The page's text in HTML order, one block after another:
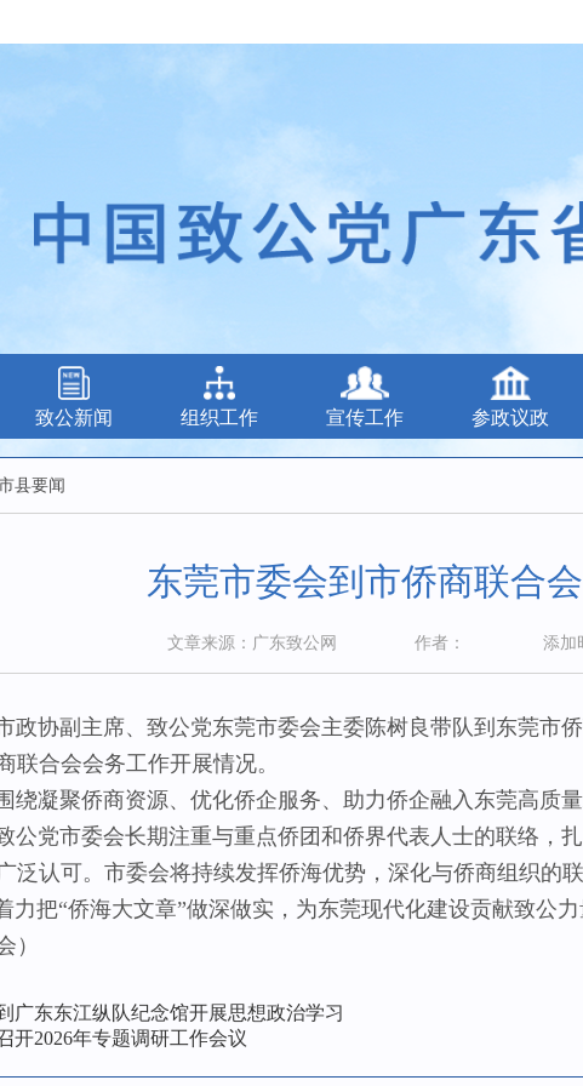
致公新闻 组织工作 宣传工作 参政议政
县要闻
东莞市委会到市侨商联合
文章来源：广东致公网 作者： 添加
协副主席、致公党东莞市委会主委陈树良带队到东莞市
联合会会务工作开展情况。
凝聚侨商资源、优化侨企服务、助力侨企融入东莞高质量
党市委会长期注重与重点侨团和侨界代表人士的联络，
泛认可。市委会将持续发挥侨海优势，深化与侨商组织的
力把“侨海大文章”做深做实，为东莞现代化建设贡献致公力
）
广东东江纵队纪念馆开展思想政治学习
开2026年专题调研工作会议